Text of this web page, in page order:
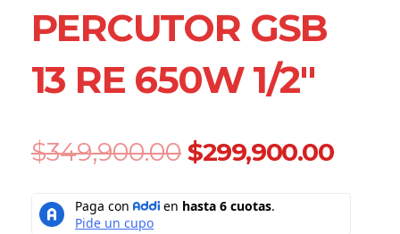
PERCUTOR GSB
13 RE 650W 1/2″
$349,900.00 Original
price
$349,900.00.
$299,900.00
Percutor